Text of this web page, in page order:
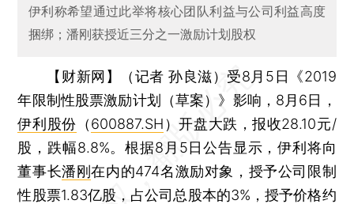
伊利称希望通过此举将核心团队利益与公司利益高度
捆绑；潘刚获授近三分之一激励计划股权
【财新网】（记者 孙良滋） 受8月5日《2019
年限制性股票激励计划（草案）》影响，8月6日，
伊利股份 （600887.SH ）开盘大跌，报收28.10元/
股，跌幅8.8%。根据8月5日公告显示，伊利将向
董事长潘刚在内的474名激励对象，授予公司限制
性股票1.83亿股，占公司总股本的3%，授予价格约